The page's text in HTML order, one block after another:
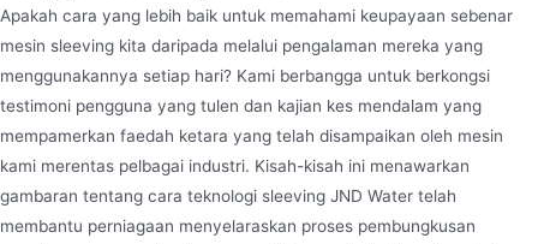
Apakah cara yang lebih baik untuk memahami keupayaan sebenar
mesin sleeving kita daripada melalui pengalaman mereka yang
menggunakannya setiap hari? Kami berbangga untuk berkongsi
testimoni pengguna yang tulen dan kajian kes mendalam yang
mempamerkan faedah ketara yang telah disampaikan oleh mesin
kami merentas pelbagai industri. Kisah-kisah ini menawarkan
gambaran tentang cara teknologi sleeving JND Water telah
membantu perniagaan menyelaraskan proses pembungkusan